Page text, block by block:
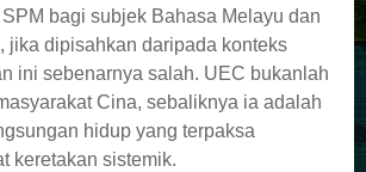
bagi subjek Bahasa Melayu dan
jika dipisahkan daripada konteks
ini sebenarnya salah. UEC bukanlah
Cina, sebaliknya ia adalah
hidup yang terpaksa
keretakan sistemik.